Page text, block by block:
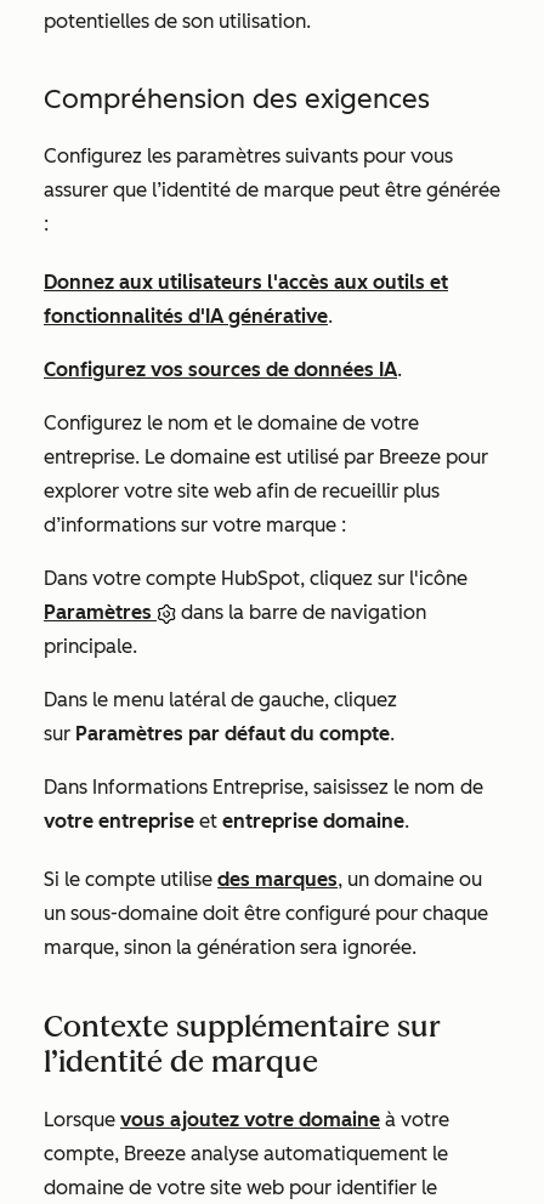
potentielles de son utilisation.
Compréhension des exigences
Configurez les paramètres suivants pour vous
assurer que l’identité de marque peut être générée
:
Donnez aux utilisateurs l'accès aux outils et
fonctionnalités d'IA générative.
Configurez vos sources de données IA.
Configurez le nom et le domaine de votre
entreprise. Le domaine est utilisé par Breeze pour
explorer votre site web afin de recueillir plus
d’informations sur votre marque :
Dans votre compte HubSpot, cliquez sur l'icône
Paramètres
dans la barre de navigation
principale.
Dans le menu latéral de gauche, cliquez
sur Paramètres par défaut du compte.
Dans Informations Entreprise, saisissez le nom de
votre entreprise et entreprise domaine.
Si le compte utilise des marques, un domaine ou
un sous-domaine doit être configuré pour chaque
marque, sinon la génération sera ignorée.
Contexte supplémentaire sur
l’identité de marque
Lorsque vous ajoutez votre domaine à votre
compte, Breeze analyse automatiquement le
domaine de votre site web pour identifier le